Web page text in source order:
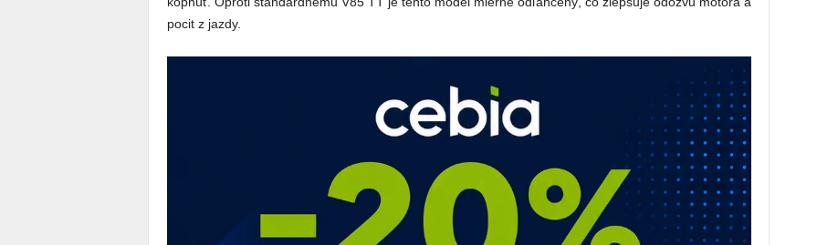
pocit z jazdy.